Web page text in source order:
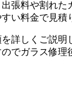
張料や割れた
い料金で見積
詳しくご説明
でガラス修理